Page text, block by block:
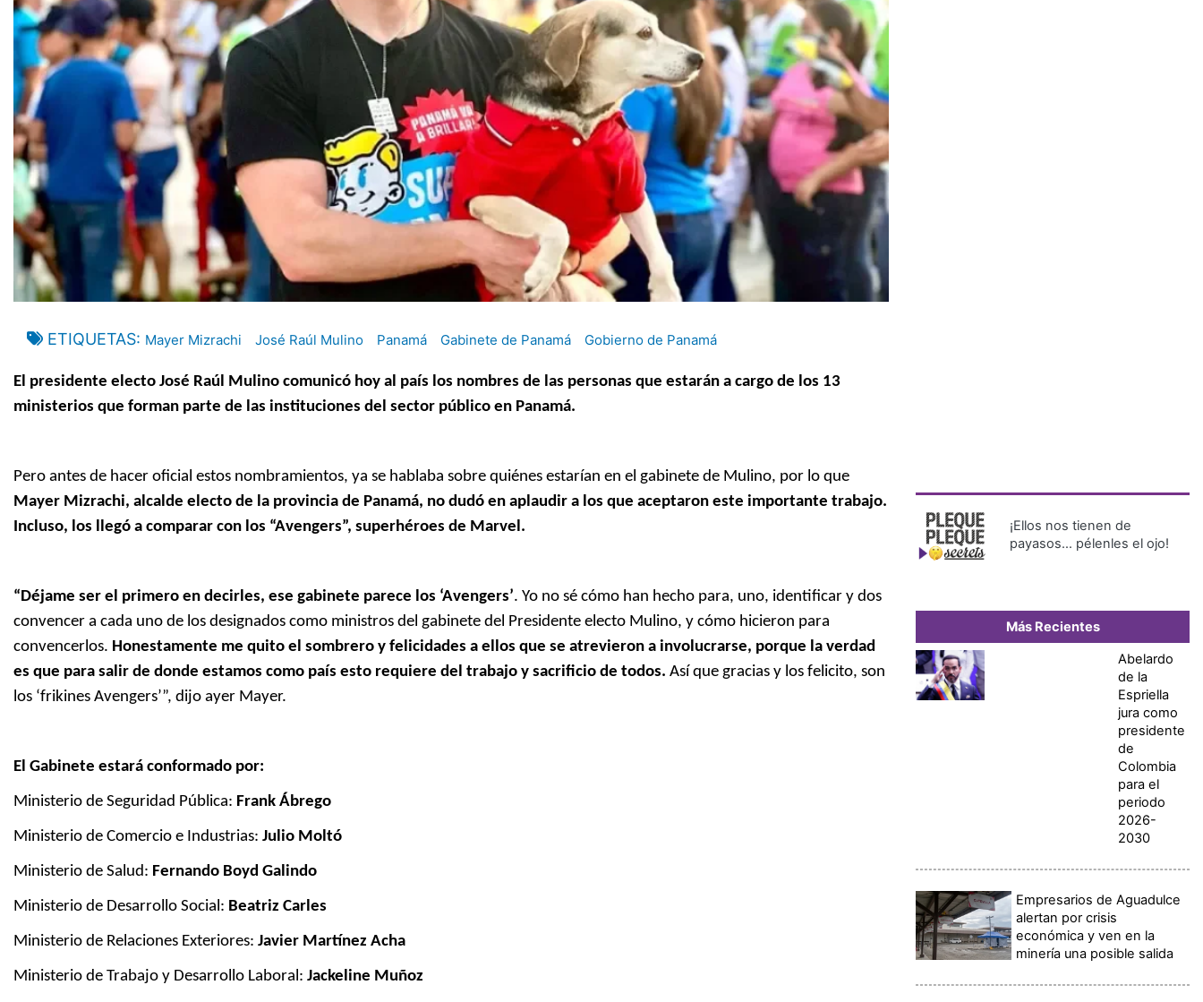
ETIQUETAS Mayer Mizrachi José Raúl Mulino Panamá Gabinete de Panamá Gobierno de Panamá
El presidente electo José Raúl Mulino comunicó hoy al país los nombres de las personas que estarán a cargo de los 13
ministerios que forman parte de las instituciones del sector público en Panamá.
Pero antes de hacer oficial estos nombramientos, ya se hablaba sobre quiénes estarían en el gabinete de Mulino, por lo que
Mayer Mizrachi, alcalde electo de la provincia de Panamá, no dudó en aplaudir a los que aceptaron este importante trabajo.
Incluso, los llegó a comparar con los “Avengers”, superhéroes de Marvel.
“Déjame ser el primero en decirles, ese gabinete parece los ‘Avengers’. Yo no sé cómo han hecho para, uno, identificar y dos
convencer a cada uno de los designados como ministros del gabinete del Presidente electo Mulino, y cómo hicieron para
convencerlos. Honestamente me quito el sombrero y felicidades a ellos que se atrevieron a involucrarse, porque la verdad
es que para salir de donde estamos como país esto requiere del trabajo y sacrificio de todos. Así que gracias y los felicito, son
los ‘frikines Avengers’”, dijo ayer Mayer.
El Gabinete estará conformado por:
Ministerio de Seguridad Pública: Frank Ábrego
Ministerio de Comercio e Industrias: Julio Moltó
Ministerio de Salud: Fernando Boyd Galindo
Ministerio de Desarrollo Social: Beatriz Carles
Ministerio de Relaciones Exteriores: Javier Martínez Acha
Ministerio de Trabajo y Desarrollo Laboral: Jackeline Muñoz
¡Ellos nos tienen de
payasos… pélenles el ojo!
Más Recientes
Abelardo
de la
Espriella
jura como
presidente
de
Colombia
para el
periodo
2026-
2030
Empresarios de Aguadulce
alertan por crisis
económica y ven en la
minería una posible salida